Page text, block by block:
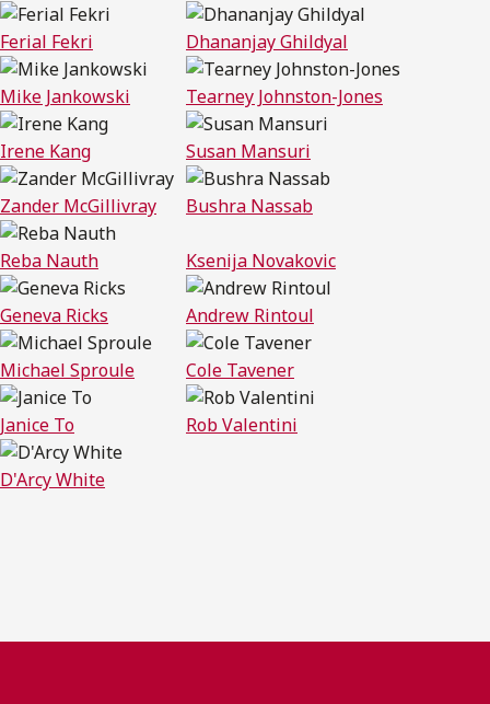
Ferial Fekri Dhananjay Ghildyal
Mike Jankowski Tearney Johnston-Jones
Irene Kang Susan Mansuri
Zander McGillivray Bushra Nassab
Reba Nauth Ksenija Novakovic
Geneva Ricks Andrew Rintoul
Michael Sproule Cole Tavener
Janice To Rob Valentini
D'Arcy White